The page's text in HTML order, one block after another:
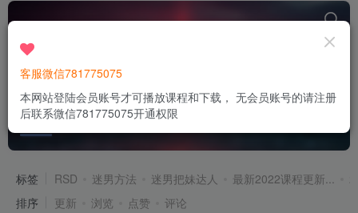
2025年把妹课程更新合集
标签 RSD 迷男方法 迷男把妹达人 最新2022课程更新...
排序
更新 浏览 点赞 评论
客服微信781775075
本网站登陆会员账号才可播放课程和下载， 无会员账号的请注册
后联系微信781775075开通权限